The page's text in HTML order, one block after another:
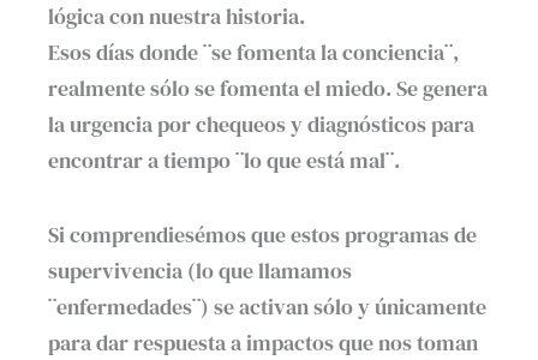
lógica con nuestra historia.
Esos días donde ¨se fomenta la conciencia¨,
realmente sólo se fomenta el miedo. Se genera
la urgencia por chequeos y diagnósticos para
encontrar a tiempo ¨lo que está mal¨.
Si comprendiesémos que estos programas de
supervivencia (lo que llamamos
¨enfermedades¨) se activan sólo y únicamente
para dar respuesta a impactos que nos toman